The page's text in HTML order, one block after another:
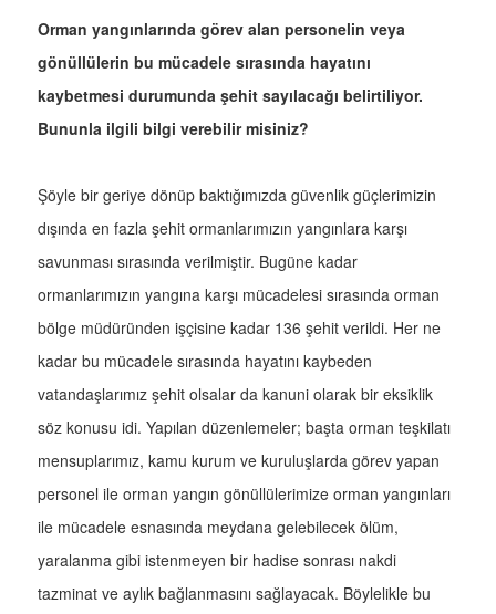
Orman yangınlarında görev alan personelin veya
gönüllülerin bu mücadele sırasında hayatını
kaybetmesi durumunda şehit sayılacağı belirtiliyor.
Bununla ilgili bilgi verebilir misiniz?
Şöyle bir geriye dönüp baktığımızda güvenlik güçlerimizin
dışında en fazla şehit ormanlarımızın yangınlara karşı
savunması sırasında verilmiştir. Bugüne kadar
ormanlarımızın yangına karşı mücadelesi sırasında orman
bölge müdüründen işçisine kadar 136 şehit verildi. Her ne
kadar bu mücadele sırasında hayatını kaybeden
vatandaşlarımız şehit olsalar da kanuni olarak bir eksiklik
söz konusu idi. Yapılan düzenlemeler; başta orman teşkilatı
mensuplarımız, kamu kurum ve kuruluşlarda görev yapan
personel ile orman yangın gönüllülerimize orman yangınları
ile mücadele esnasında meydana gelebilecek ölüm,
yaralanma gibi istenmeyen bir hadise sonrası nakdi
tazminat ve aylık bağlanmasını sağlayacak. Böylelikle bu